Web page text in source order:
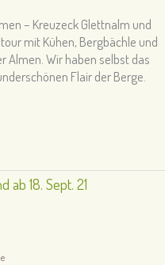
– Kreuzeck Glettnalm und
mit Kühen, Bergbächle und
Almen. Wir haben selbst das
Flair der Berge.
ab 18. Sept. 21